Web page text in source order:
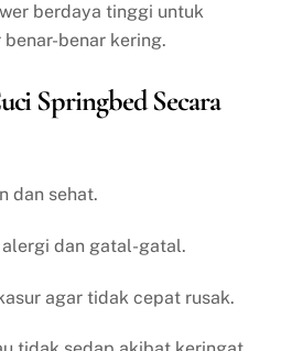
berdaya tinggi untuk
benar kering.
Springbed Secara
dan sehat.
dan gatal-gatal.
agar tidak cepat rusak.